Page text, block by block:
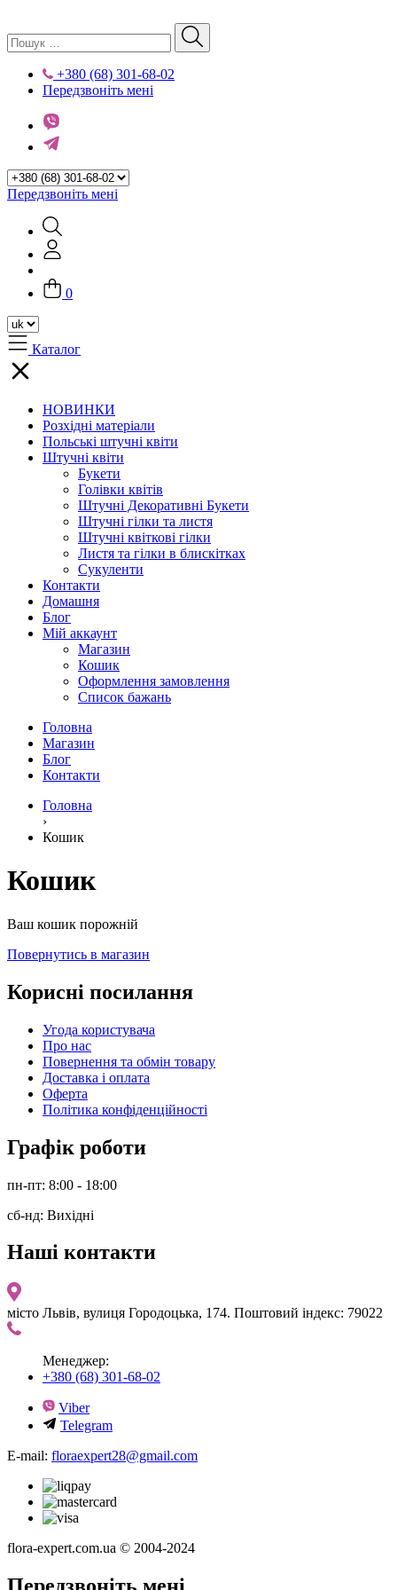
+380 (68) 301-68-02
Передзвоніть мені
Передзвоніть мені
0
Каталог
НОВИНКИ
Розхідні матеріали
Польські штучні квіти
Штучні квіти
Букети
Голівки квітів
Штучні Декоративні Букети
Штучні гілки та листя
Штучні квіткові гілки
Листя та гілки в блискітках
Сукуленти
Контакти
Домашня
Блог
Мій аккаунт
Магазин
Кошик
Оформлення замовлення
Список бажань
Головна
Магазин
Блог
Контакти
Головна
›
Кошик
Кошик
Ваш кошик порожній
Повернутись в магазин
Корисні посилання
Угода користувача
Про нас
Повернення та обмін товару
Доставка і оплата
Оферта
Політика конфіденційності
Графік роботи
пн-пт: 8:00 - 18:00
сб-нд: Вихідні
Наші контакти
місто Львів, вулиця Городоцька, 174. Поштовий індекс: 79022
Менеджер:
+380 (68) 301-68-02
Viber
Telegram
E-mail: floraexpert28@gmail.com
flora-expert.com.ua © 2004-2024